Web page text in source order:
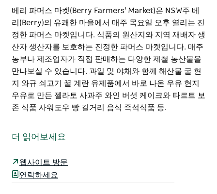
베리 파머스 마켓(Berry Farmers' Market)은 NSW주 베
리(Berry)의 유쾌한 마을에서 매주 목요일 오후 열리는 진
정한 파머스 마켓입니다. 식품의 원산지와 지역 재배자 생
산자 생산자를 보호하는 진정한 파머스 마켓입니다. 매주
농부나 제조업자가 직접 판매하는 다양한 제철 농산물을
만나보실 수 있습니다. 과일 및 야채와 함께 해산물 굴 현
지 와규 쇠고기 꿀 계란 유제품에서 바로 나온 우유 현지
우유로 만든 젤라토 사과주 와인 버섯 케이크와 타르트 보
존 식품 사워도우 빵 길거리 음식 즉석식품 등.
리(Berry)의 유쾌한 마을에서 매주 목요일 오후 열리는 진
식품의 원산지와 지역 재배자 생산자 생산자를 보호하는
진정한 파머스 마켓입니다.
더 읽어보세요
웹사이트 방문
연락하세요